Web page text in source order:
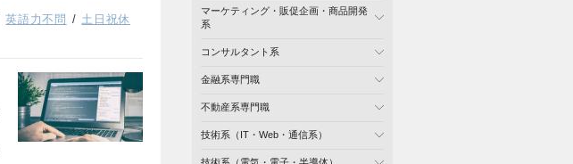
英語力不問
土日祝休
マーケティング・販促企画・商品開発
系
コンサルタント系
金融系専門職
不動産系専門職
技術系（IT・Web・通信系）